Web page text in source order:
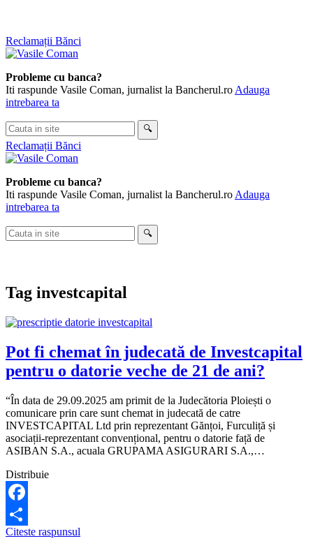
Skip
to
Reclamații Bănci
Probleme cu banca?
Iti raspunde Vasile Coman, jurnalist la Bancherul.ro Adauga
intrebarea ta
Cauta
in
site
🔍
Reclamații Bănci
Probleme cu banca?
Iti raspunde Vasile Coman, jurnalist la Bancherul.ro Adauga
intrebarea ta
Cauta
in
🔍
Tag investcapital
Pot fi chemat în judecată de Investcapital
pentru o datorie veche de 21 de ani?
“În data de 29.09.2025 am primit de la Judecătoria Ploiești o
comunicare prin care sunt chemat in judecată de catre
INVESTCAPITAL Ltd prin reprezentant Gănțoi, Furculiță și
asociații-reprezentant convențional, pentru o datorie față de
ASIBAN S.A., acuala GRUPAMA ASIGURARI S.A.,…
Distribuie
Facebook
Share
Citeste raspunsul